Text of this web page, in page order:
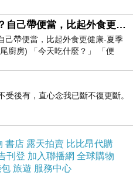
中午吃什麼？自己帶便當，比起外食更健康-夏季日常。(舞動馬尾廚房)
己帶便當，比起外食更健康-夏季
廚房) 「今天吃什麼？」 「便
飯？」 每天都在選擇
後有，直心念我已斷不復更斷。
書店 露天拍賣 比比昂代購
刊登 加入聯播網 全球購物
旅遊 服務中心